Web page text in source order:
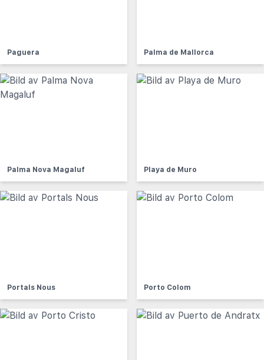
Paguera Palma de Mallorca
Palma Nova Magaluf Playa de Muro
Portals Nous Porto Colom